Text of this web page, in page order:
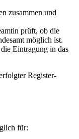
zusammen und
prüft, ob die
möglich ist.
Eintragung in das
Register-
für: